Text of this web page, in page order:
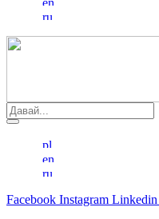
Facebook Instagram Linkedin